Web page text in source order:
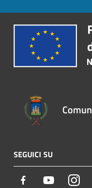
SEGUICI SU
Facebook Youtube